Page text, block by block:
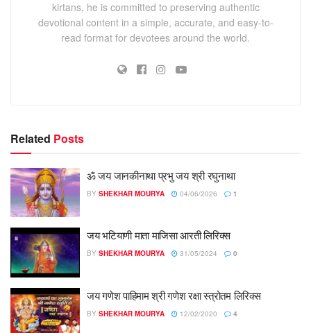
kirtans, he is committed to preserving authentic
devotional content in a simple, accurate, and easy-to-
read format for devotees around the world.
Related Posts
ॐ जय जानकीनाथा प्रभु जय श्री रघुनाथा
BY SHEKHAR MOURYA 04/06/2026 1
जय भटियाणी माता माजिसा आरती लिरिक्स
BY SHEKHAR MOURYA 31/05/2024 0
जय गणेश पाहिमाम श्री गणेश रक्षा स्त्रोतम लिरिक्स
BY SHEKHAR MOURYA 12/02/2020 4